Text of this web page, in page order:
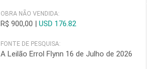
OBRA NÃO VENDIDA:
R$ 900,00 |USD 176.82
FONTE DE PESQUISA:
A Leilão Errol Flynn 16 de Julho de 2026